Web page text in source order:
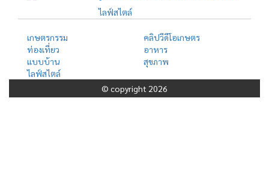
ไลฟ์สไตล์
เกษตรกรรม
คลิปวีดีโอเกษตร
ท่องเที่ยว
อาหาร
แบบบ้าน
สุขภาพ
ไลฟ์สไตล์
© copyright 2026